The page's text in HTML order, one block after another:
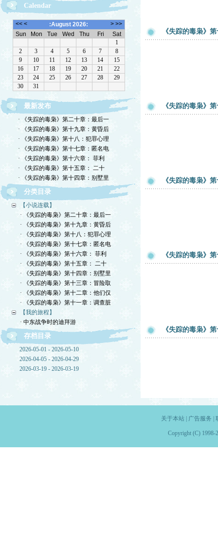
Calendar
最新发布
· 《失踪的毒枭》第二十章：最后一
· 《失踪的毒枭》第十九章：黄昏后
· 《失踪的毒枭》第十八：犯罪心理
· 《失踪的毒枭》第十七章：匿名电
· 《失踪的毒枭》第十六章： 菲利
· 《失踪的毒枭》第十五章： 二十
· 《失踪的毒枭》第十四章：别墅里
分类目录
【小说连载】
· 《失踪的毒枭》第二十章：最后一
· 《失踪的毒枭》第十九章：黄昏后
· 《失踪的毒枭》第十八：犯罪心理
· 《失踪的毒枭》第十七章：匿名电
· 《失踪的毒枭》第十六章： 菲利
· 《失踪的毒枭》第十五章： 二十
· 《失踪的毒枭》第十四章：别墅里
· 《失踪的毒枭》第十三章：冒险取
· 《失踪的毒枭》第十二章：他们仅
· 《失踪的毒枭》第十一章：调查脏
【我的旅程】
· 中东战争时的迪拜游
存档目录
2026-05-01 - 2026-05-10
2026-04-05 - 2026-04-29
2026-03-19 - 2026-03-19
《失踪的毒枭》
《失踪的毒枭》
《失踪的毒枭》
《失踪的毒枭》
《失踪的毒枭》
关于本站| 广告服务
Copyright (C) 1998-